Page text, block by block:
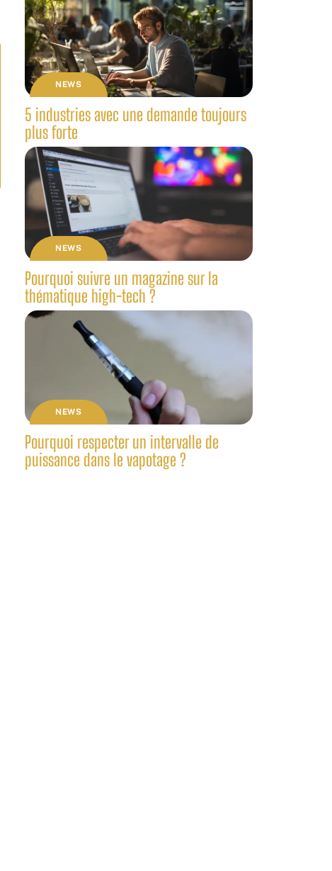
NEWS
5 industries avec une demande toujours
plus forte
NEWS
Pourquoi suivre un magazine sur la
thématique high-tech ?
NEWS
Pourquoi respecter un intervalle de
puissance dans le vapotage ?